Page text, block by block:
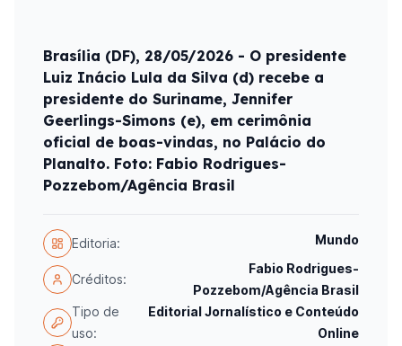
Brasília (DF), 28/05/2026 - O presidente
Luiz Inácio Lula da Silva (d) recebe a
presidente do Suriname, Jennifer
Geerlings-Simons (e), em cerimônia
oficial de boas-vindas, no Palácio do
Planalto. Foto: Fabio Rodrigues-
Pozzebom/Agência Brasil
Editoria: Mundo
Créditos:
Fabio Rodrigues-
Pozzebom/Agência Brasil
Tipo de
uso:
Editorial Jornalístico e Conteúdo
Online